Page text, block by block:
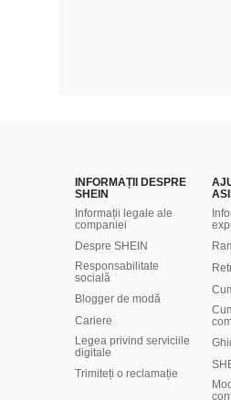
INFORMAȚII DESPRE
SHEIN
Informații legale ale
companiei
Despre SHEIN
Responsabilitate
socială
Blogger de modă
Cariere
Legea privind serviciile
digitale
Trimiteți o reclamație